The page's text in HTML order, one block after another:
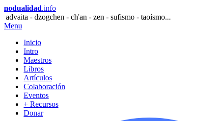
nodualidad.info
advaita - dzogchen - ch'an - zen - sufismo - taoísmo...
Menu
Inicio
Intro
Maestros
Libros
Artículos
Colaboración
Eventos
+ Recursos
Donar